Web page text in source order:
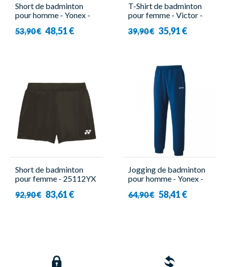
Short de badminton
pour homme - Yonex -
53,90 € 48,51 €
T-Shirt de badminton
pour femme - Victor -
39,90 € 35,91 €
Short de badminton
pour femme - 25112YX
92,90 € 83,61 €
Jogging de badminton
pour homme - Yonex -
64,90 € 58,41 €